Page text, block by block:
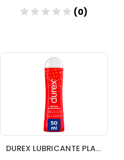
(0)
Añadir
DUREX LUBRICANTE PLAY FRESA 50 ML